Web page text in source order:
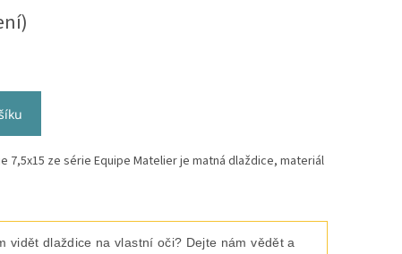
7,5x15 ze série Equipe Matelier je matná dlaždice, materiál
vidět dlaždice na vlastní oči? Dejte nám vědět a